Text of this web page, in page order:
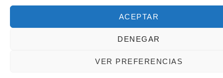
ACEPTAR
DENEGAR
VER PREFERENCIAS